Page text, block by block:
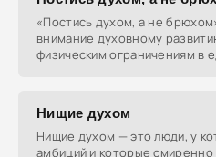
«Постись духом, а не
внимание духовному
физическим ограничениям в
Нищие духом
Нищие духом — это люди, у
амбиций и которые